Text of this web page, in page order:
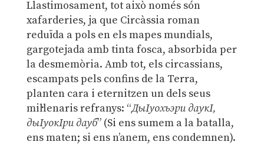
Llastimosament, tot això només són
xafarderies, ja que Circàssia roman
reduïda a pols en els mapes mundials,
gargotejada amb tinta fosca, absorbida per
la desmemòria. Amb tot, els circassians,
escampats pels confins de la Terra,
planten cara i eternitzen un dels seus
mil·lenaris refranys: “ДыIуохьэри даукI,
дыIуокIри дауб” (Si ens sumem a la batalla,
ens maten; si ens n’anem, ens condemnen).